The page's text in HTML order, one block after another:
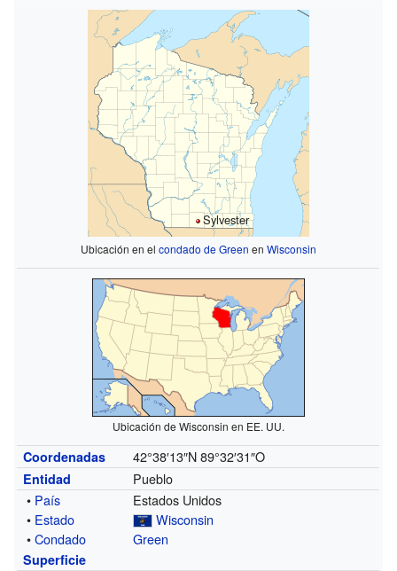
Sylvester
Ubicación en el condado de Green en Wisconsin
Ubicación de Wisconsin en EE. UU.
Coordenadas 42°38′13″N 89°32′31″O
Entidad
Pueblo
• País
Estados Unidos
• Estado
Wisconsin
•Condado Green
Superficie